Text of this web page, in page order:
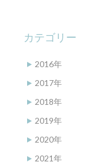
カテゴリー
2016年
2017年
2018年
2019年
2020年
2021年